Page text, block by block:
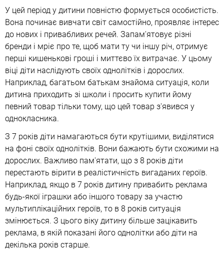
У цей період у дитини повністю формується особистість.
Вона починає вивчати світ самостійно, проявляє інтерес
до нових і привабливих речей. Запам'ятовує різні
бренди і мріє про те, щоб мати ту чи іншу річ, отримує
перші кишенькові гроші і миттєво їх витрачає. У цьому
віці діти наслідують своїх однолітків і дорослих.
Наприклад, багатьом батькам знайома ситуація, коли
дитина приходить зі школи і просить купити йому
певний товар тільки тому, що цей товар з'явився у
однокласника.
З 7 років діти намагаються бути крутішими, виділятися
на фоні своїх однолітків. Вони бажають бути схожими на
дорослих. Важливо пам'ятати, що з 8 років діти
перестають вірити в реалістичність вигаданих героїв.
Наприклад, якщо в 7 років дитину привабить реклама
будь-якої іграшки або іншого товару за участю
мультиплікаційних героїв, то в 8 років ситуація
змінюється. З цього віку дитину більше зацікавить
реклама, в якій показані його однолітки або діти на
декілька років старше.